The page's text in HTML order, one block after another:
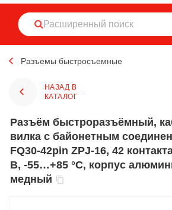
Разъемы быстросъемные
НАЗАД В
КАТАЛОГ
Разъём быстроразъёмный, кабель-блок
вилка с байонетным
FQ30-42pin ZPJ-16, 42
В, -55…+85 °С, корпус
медный